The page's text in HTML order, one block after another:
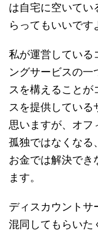
は自宅に空いてい
らってもいいです
私が運営している
ングサービスの一
スを構えることが
スを提供している
思いますが、オフ
孤独ではなくなる
お金では解決でき
ます。
ディスカウントサ
混同してもらいた